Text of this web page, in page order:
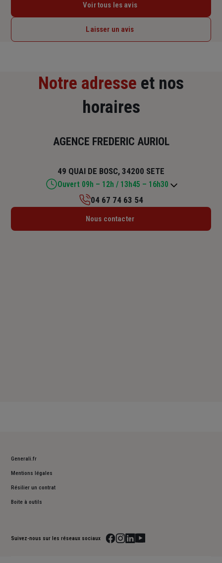
Voir tous les avis
Laisser un avis
Notre adresse et nos
horaires
AGENCE FREDERIC AURIOL
49 QUAI DE BOSC, 34200 SETE
Ouvert 09h – 12h / 13h45 – 16h30
Lundi : 09h – 12h / 13h45 – 18h
04 67 74 63 54
Nous contacter
Generali.fr
Mentions légales
Résilier un contrat
Boite à outils
Suivez-nous sur les réseaux sociaux